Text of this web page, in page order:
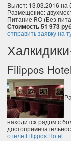
Вылет: 13.03.2016 на
Размещение:
Питание RO (Без
Стоимость 51 973
отправить заявку на
Filippos
находится рядом с
отеле Filippos Hotel